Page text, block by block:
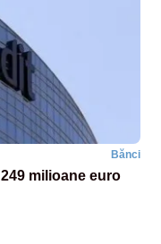
Bănci
milioane euro